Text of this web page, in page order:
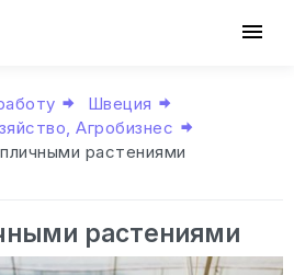
Швеция
Агробизнес
растениями
растениями